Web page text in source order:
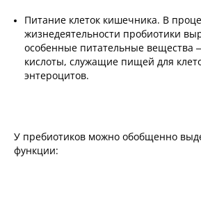
Питание клеток кишечника. В
жизнедеятельности пробиотики
особенные питательные
кислоты, служащие пищей для
энтероцитов.
У пребиотиков можно обобщенно
функции: